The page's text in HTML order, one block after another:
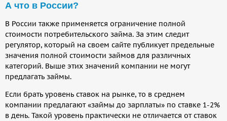
А что в России?
В России также применяется ограничение полной
стоимости потребительского займа. За этим следит
регулятор, который на своем сайте публикует предельные
значения полной стоимости займов для различных
категорий. Выше этих значений компании не могут
предлагать займы.
Если брать уровень ставок на рынке, то в среднем
компании предлагают «займы до зарплаты» по ставке 1-2%
в день. Такой уровень практически не отличается от ставок